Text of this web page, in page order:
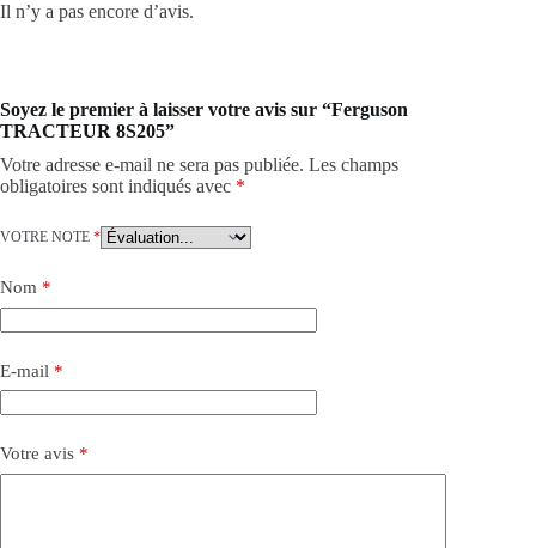
Il n’y a pas encore d’avis.
Soyez le premier à laisser votre avis sur “Ferguson
TRACTEUR 8S205”
Votre adresse e-mail ne sera pas publiée. Les champs
obligatoires sont indiqués avec *
VOTRE NOTE *
Nom *
E-mail *
Votre avis *